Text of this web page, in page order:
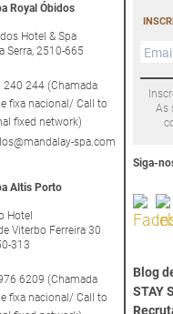
Royal Óbidos
Hotel & Spa
Serra, 2510-665
240 244 (Chamada
fixa nacional/ Call to
fixed network)
spa.com
Altis Porto
Hotel
Viterbo Ferreira 30
313
6209 (Chamada
fixa nacional/ Call to
As
Siga-
Blog
STAY